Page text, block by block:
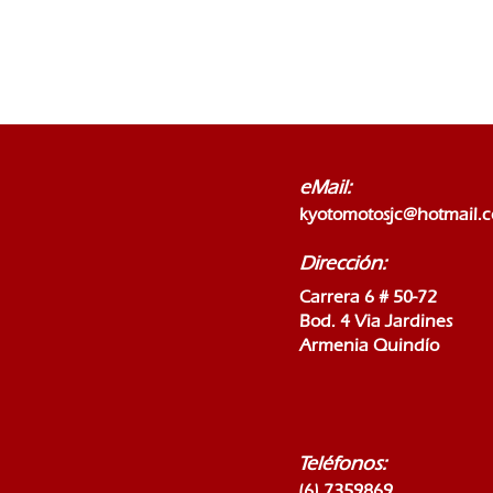
eMail:
Dirección:
Carrera 6 # 50-72
Bod. 4 Via Jardines
Armenia Quindío
Teléfonos: